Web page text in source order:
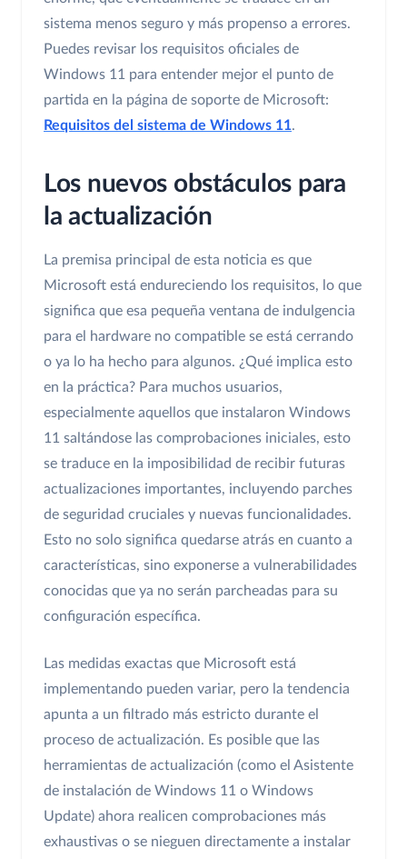
sistema menos seguro y más propenso a errores.
Puedes revisar los requisitos oficiales de
Windows 11 para entender mejor el punto de
partida en la página de soporte de Microsoft:
Requisitos del sistema de Windows 11.
Los nuevos obstáculos para
la actualización
La premisa principal de esta noticia es que
Microsoft está endureciendo los requisitos, lo que
significa que esa pequeña ventana de indulgencia
para el hardware no compatible se está cerrando
o ya lo ha hecho para algunos. ¿Qué implica esto
en la práctica? Para muchos usuarios,
especialmente aquellos que instalaron Windows
11 saltándose las comprobaciones iniciales, esto
se traduce en la imposibilidad de recibir futuras
actualizaciones importantes, incluyendo parches
de seguridad cruciales y nuevas funcionalidades.
Esto no solo significa quedarse atrás en cuanto a
características, sino exponerse a vulnerabilidades
conocidas que ya no serán parcheadas para su
configuración específica.
Las medidas exactas que Microsoft está
implementando pueden variar, pero la tendencia
apunta a un filtrado más estricto durante el
proceso de actualización. Es posible que las
herramientas de actualización (como el Asistente
de instalación de Windows 11 o Windows
Update) ahora realicen comprobaciones más
exhaustivas o se nieguen directamente a instalar